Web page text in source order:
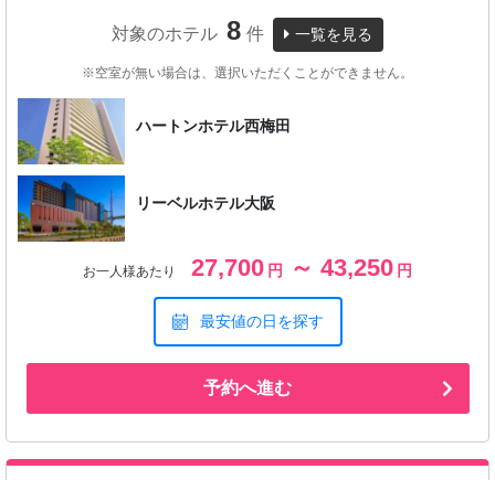
対象のホテル 8 件 一覧を見る
※空室が無い場合は、選択いただくことができません。
ハートンホテル西梅田
リーベルホテル大阪
お一人様あたり 27,700 円 ～ 43,250 円
最安値の日を探す
予約へ進む